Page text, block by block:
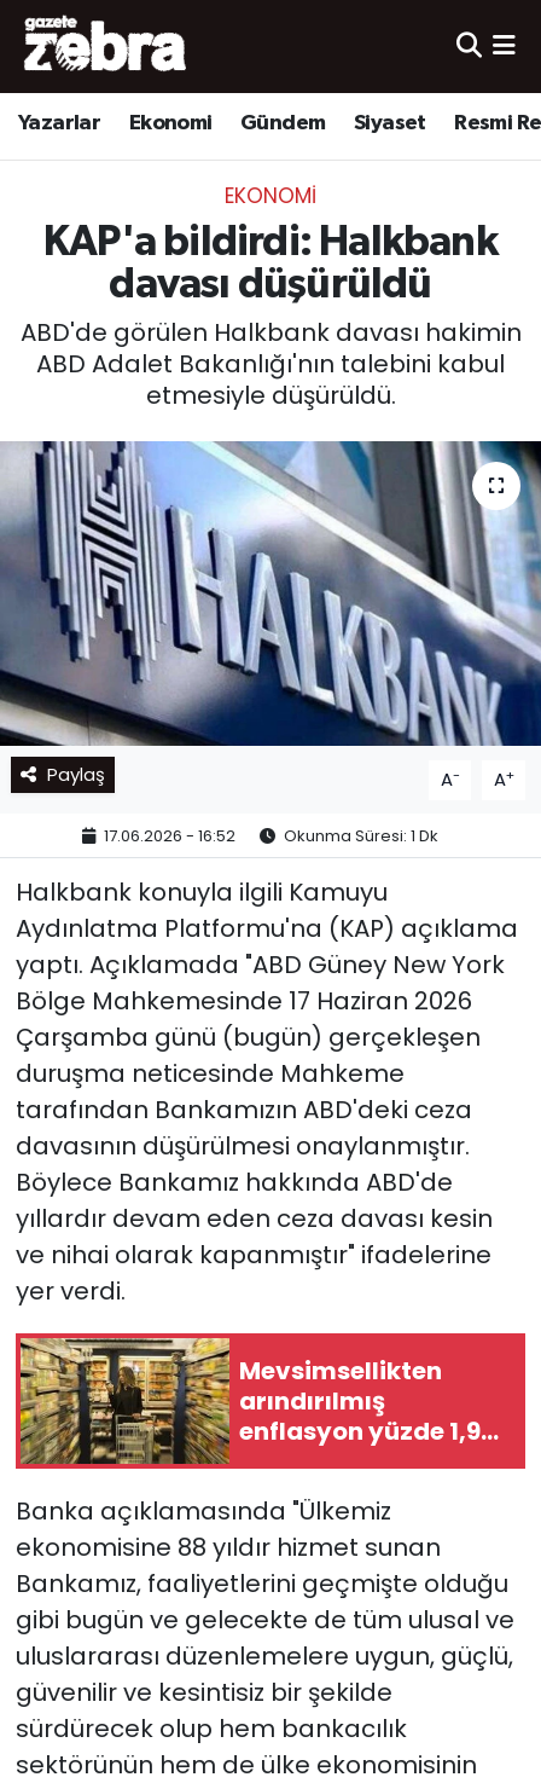
Yazarlar Ekonomi Gündem Siyaset Resmi
EKONOMI
KAP'a bildirdi: Halkbank
davası düşürüldü
ABD'de görülen Halkbank davası hakimin
ABD Adalet Bakanlığı'nın talebini kabul
etmesiyle düşürüldü.
Paylaş A- A+
17.06.2026 - 16:52 Okunma Süresi: 1 Dk
Halkbank konuyla ilgili Kamuyu
Aydınlatma Platformu'na (KAP) açıklama
yaptı. Açıklamada "ABD Güney New York
Bölge Mahkemesinde 17 Haziran 2026
Çarşamba günü (bugün) gerçekleşen
duruşma neticesinde Mahkeme
tarafından Bankamızın ABD'deki ceza
davasının düşürülmesi onaylanmıştır.
Böylece Bankamız hakkında ABD'de
yıllardır devam eden ceza davası kesin
ve nihai olarak kapanmıştır" ifadelerine
yer verdi.
Mevsimsellikten
arındırılmış
enflasyon yüzde 1,93
oldu
Banka açıklamasında "Ülkemiz
ekonomisine 88 yıldır hizmet sunan
Bankamız, faaliyetlerini geçmişte olduğu
gibi bugün ve gelecekte de tüm ulusal ve
uluslararası düzenlemelere uygun, güçlü,
güvenilir ve kesintisiz bir şekilde
sürdürecek olup hem bankacılık
sektörünün hem de ülke ekonomisinin
Yazarlar
Ekonomi
Yerel
Spor
Nöbetçi Eczaneler
Hava Durumu
Süper Lig Puan Durumu ve Fikstür
Tüm Manşetler
Son Dakika Haberleri
Haber Arşivi